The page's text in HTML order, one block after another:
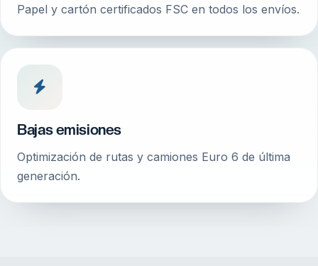
Papel y cartón certificados FSC en todos los envíos.
Bajas emisiones
Optimización de rutas y camiones Euro 6 de última
generación.